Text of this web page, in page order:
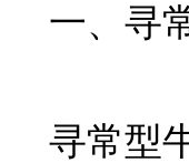
一、寻
寻常型